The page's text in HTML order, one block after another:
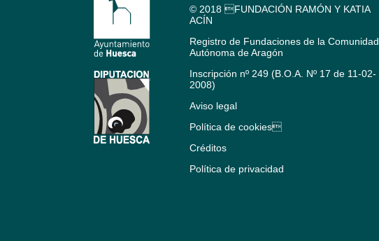
© 2018 FUNDACIÓN RAMÓN Y KATIA
ACÍN
Registro de Fundaciones de la Comunidad
Autónoma de Aragón
Inscripción nº 249 (B.O.A. Nº 17 de 11-02-
2008)
Aviso legal
Política de cookies
Créditos
Política de privacidad